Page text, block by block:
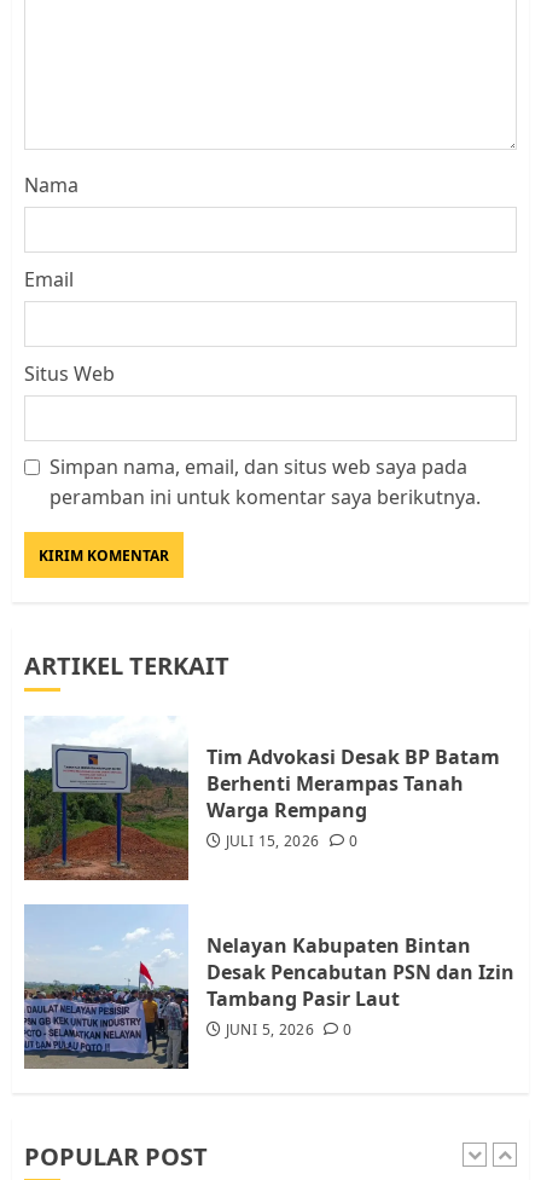
Nama
Email
Situs Web
Simpan nama, email, dan situs web saya pada
peramban ini untuk komentar saya berikutnya.
ARTIKEL TERKAIT
Tim Advokasi Desak BP Batam
Berhenti Merampas Tanah
Warga Rempang
JULI 15, 2026 0
Nelayan Kabupaten Bintan
Desak Pencabutan PSN dan Izin
Tambang Pasir Laut
JUNI 5, 2026 0
POPULAR POST
Datangi Pemko Batam, Warga
4
Warga Rempang Ajukan
Resahkan Warga
JULI 17, 2026 0
5
JULI 15, 2026 0
1